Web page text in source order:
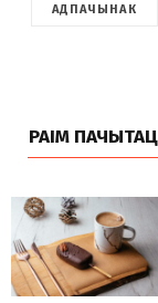
АДПАЧЫНАК
РАІМ